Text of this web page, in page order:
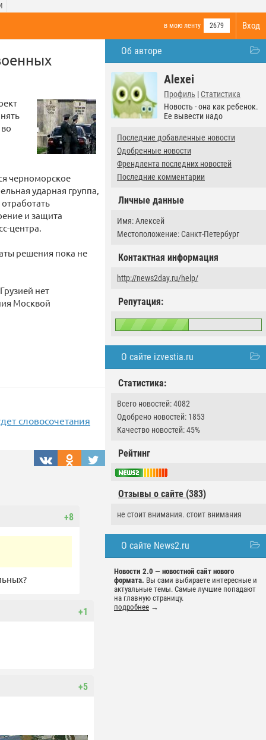
Вход
в мою ленту 2679
Об авторе
Alexei
Профиль | Статистика
Новость - она как ребенок.
Ее вывести надо
Последние добавленные новости
Одобренные новости
Френдлента последних новостей
Последние комментарии
Личные данные
Имя: Алексей
Местоположение: Санкт-Петербург
Контактная информация
http://news2day.ru/help/
Репутация:
О сайте izvestia.ru
Статистика:
Всего новостей: 4082
Одобрено новостей: 1853
Качество новостей: 45%
Рейтинг
Отзывы о сайте (383)
не стоит внимания. стоит внимания
О сайте News2.ru
Новости 2.0 — новостной сайт нового
формата. Вы сами выбираете интересные и
актуальные темы. Самые лучшие попадают
на главную страницу.
подробнее →
черноморское
ударная группа,
и защита
центра.
решения пока не
нет
Москвой
словосочетания
+8
+1
+5